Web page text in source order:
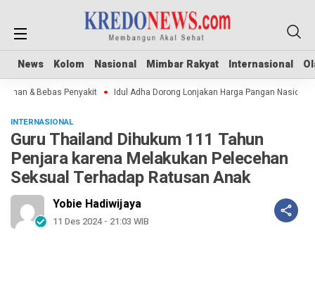
News Kolom Nasional Mimbar Rakyat Internasional
News Kolom Nasional Mimbar Rakyat Internasional
& Bebas Penyakit Idul Adha Dorong Lonjakan Harga Pangan Nasional
INTERNASIONAL
Guru Thailand Dihukum 111 Tahun
Penjara karena Melakukan Pelecehan
Seksual Terhadap Ratusan Anak
Yobie Hadiwijaya
11 Des 2024 - 21:03 WIB